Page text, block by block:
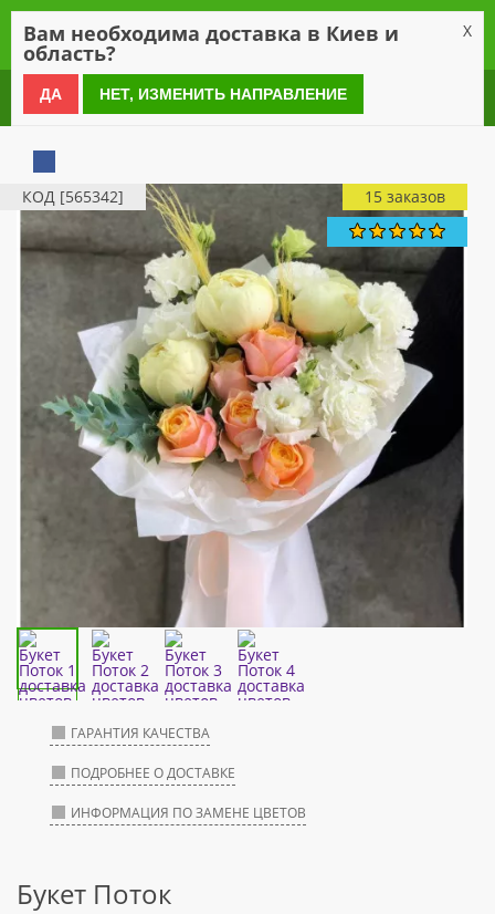
0 800 21 54 55
КОД [565342] 15 заказов
ГАРАНТИЯ КАЧЕСТВА
ПОДРОБНЕЕ О ДОСТАВКЕ
ИНФОРМАЦИЯ ПО ЗАМЕНЕ ЦВЕТОВ
Букет Поток
Вам необходима доставка в Киев и
область?
X
ДА НЕТ, ИЗМЕНИТЬ НАПРАВЛЕНИЕ